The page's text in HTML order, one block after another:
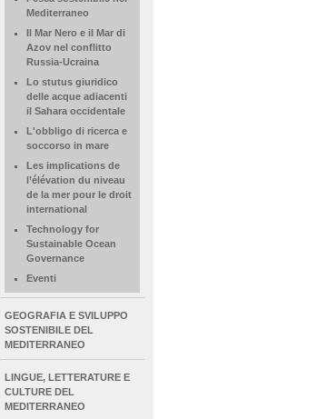
Mediterraneo
Il Mar Nero e il Mar di
Azov nel conflitto
Russia-Ucraina
Lo stutus giuridico
delle acque adiacenti
il Sahara occidentale
L'obbligo di ricerca e
soccorso in mare
Les implications de
l’élévation du niveau
de la mer pour le droit
international
Technology for
Sustainable Ocean
Governance
Eventi
GEOGRAFIA E SVILUPPO
SOSTENIBILE DEL
MEDITERRANEO
LINGUE, LETTERATURE E
CULTURE DEL
MEDITERRANEO